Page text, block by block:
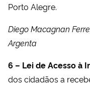
Porto Alegre.
Diego Macagnan
Argenta
6 – Lei de Acesso à
dos cidadãos a